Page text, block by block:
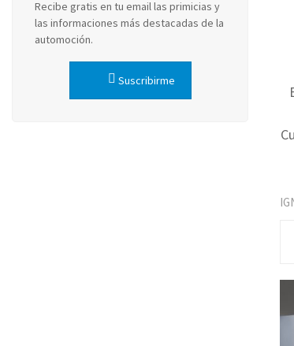
Recibe gratis en tu email las primicias y
las informaciones más destacadas de la
automoción.
Suscribirme